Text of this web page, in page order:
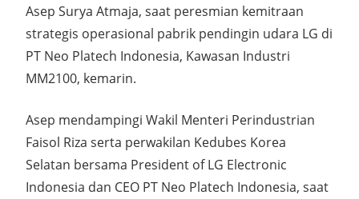
Asep Surya Atmaja, saat peresmian kemitraan
strategis operasional pabrik pendingin udara LG di
PT Neo Platech Indonesia, Kawasan Industri
MM2100, kemarin.
Asep mendampingi Wakil Menteri Perindustrian
Faisol Riza serta perwakilan Kedubes Korea
Selatan bersama President of LG Electronic
Indonesia dan CEO PT Neo Platech Indonesia, saat